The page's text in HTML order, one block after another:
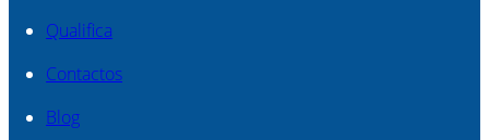
Qualifica
Contactos
Blog